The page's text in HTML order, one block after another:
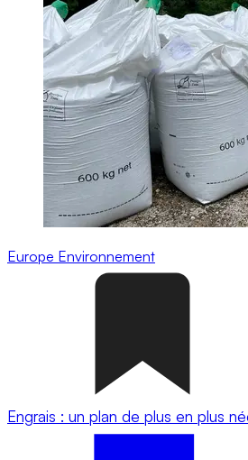
Europe Environnement
Engrais : un plan de plus en plus